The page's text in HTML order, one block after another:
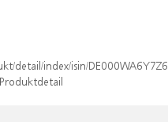
detail/index/isin/DE000WA6Y7Z6
Produktdetail